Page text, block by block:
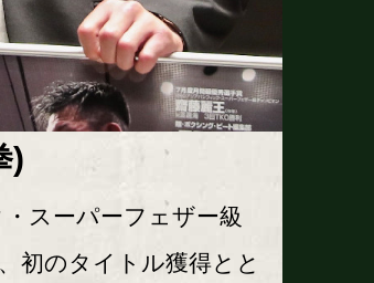
)
スーパーフェザー級
初のタイトル獲得とと